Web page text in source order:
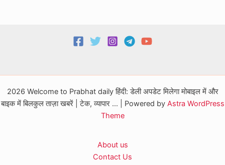
2026 Welcome to Prabhat daily हिंदी: डेली अपडेट मिलेगा मोबाइल में और
बाइक में बिलकुल ताज़ा खबरें | टेक, व्यापार ... | Powered by Astra WordPress
Theme
About us
Contact Us